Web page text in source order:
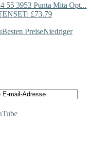
55 3953 Punta Mita Opt...
£73.79
Besten PreiseNiedriger